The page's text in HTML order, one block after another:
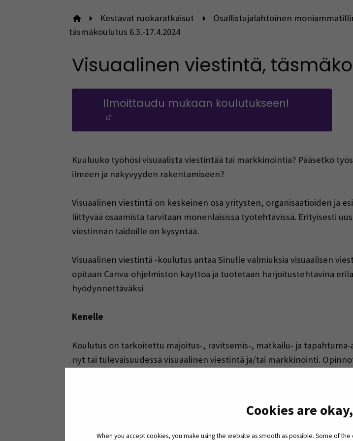
Cookies are
When you accept cookies, you make using the website as smooth as possible. Some of
Etusivulle
Kestävät ruokaratkaisut Osallistujalähtöinen
täsmäkoulutus 6.3.-17.4.2024
Visuaalinen viestintä,
Ilmoittaudu mukaan koulutukseen!
Kuuluuko työhösi visuaalista viestintää tai markkinointia? Pääsetkö
ilmeen ja näkyvyyden rakentamiseen?
Visuaalinen viestintä on keskeinen osa yritysten, organisaatioiden ja
liittyvää osaamista tarvitaan monenlaisissa työtehtävissä. Erityisesti
viestinnän taidoille on kysyntää.
Visuaalinen viestintä -koulutus antaa Sinulle valmiuksia visuaalisen
opitaan Canva-ohjelmiston käyttöä ja tuotetaan harjoitustehtävinä
hyödynnettäväksi
Kenelle
Koulutus on tarkoitettu majoitus-, ravitsemis-, matkailu- ja
nyt tai tulevaisuudessa visuaalinen viestintä ja/tai markkinointi.
Koulutuksessa lisätään ymmärrystä visuaalisesta viestinnästä ja